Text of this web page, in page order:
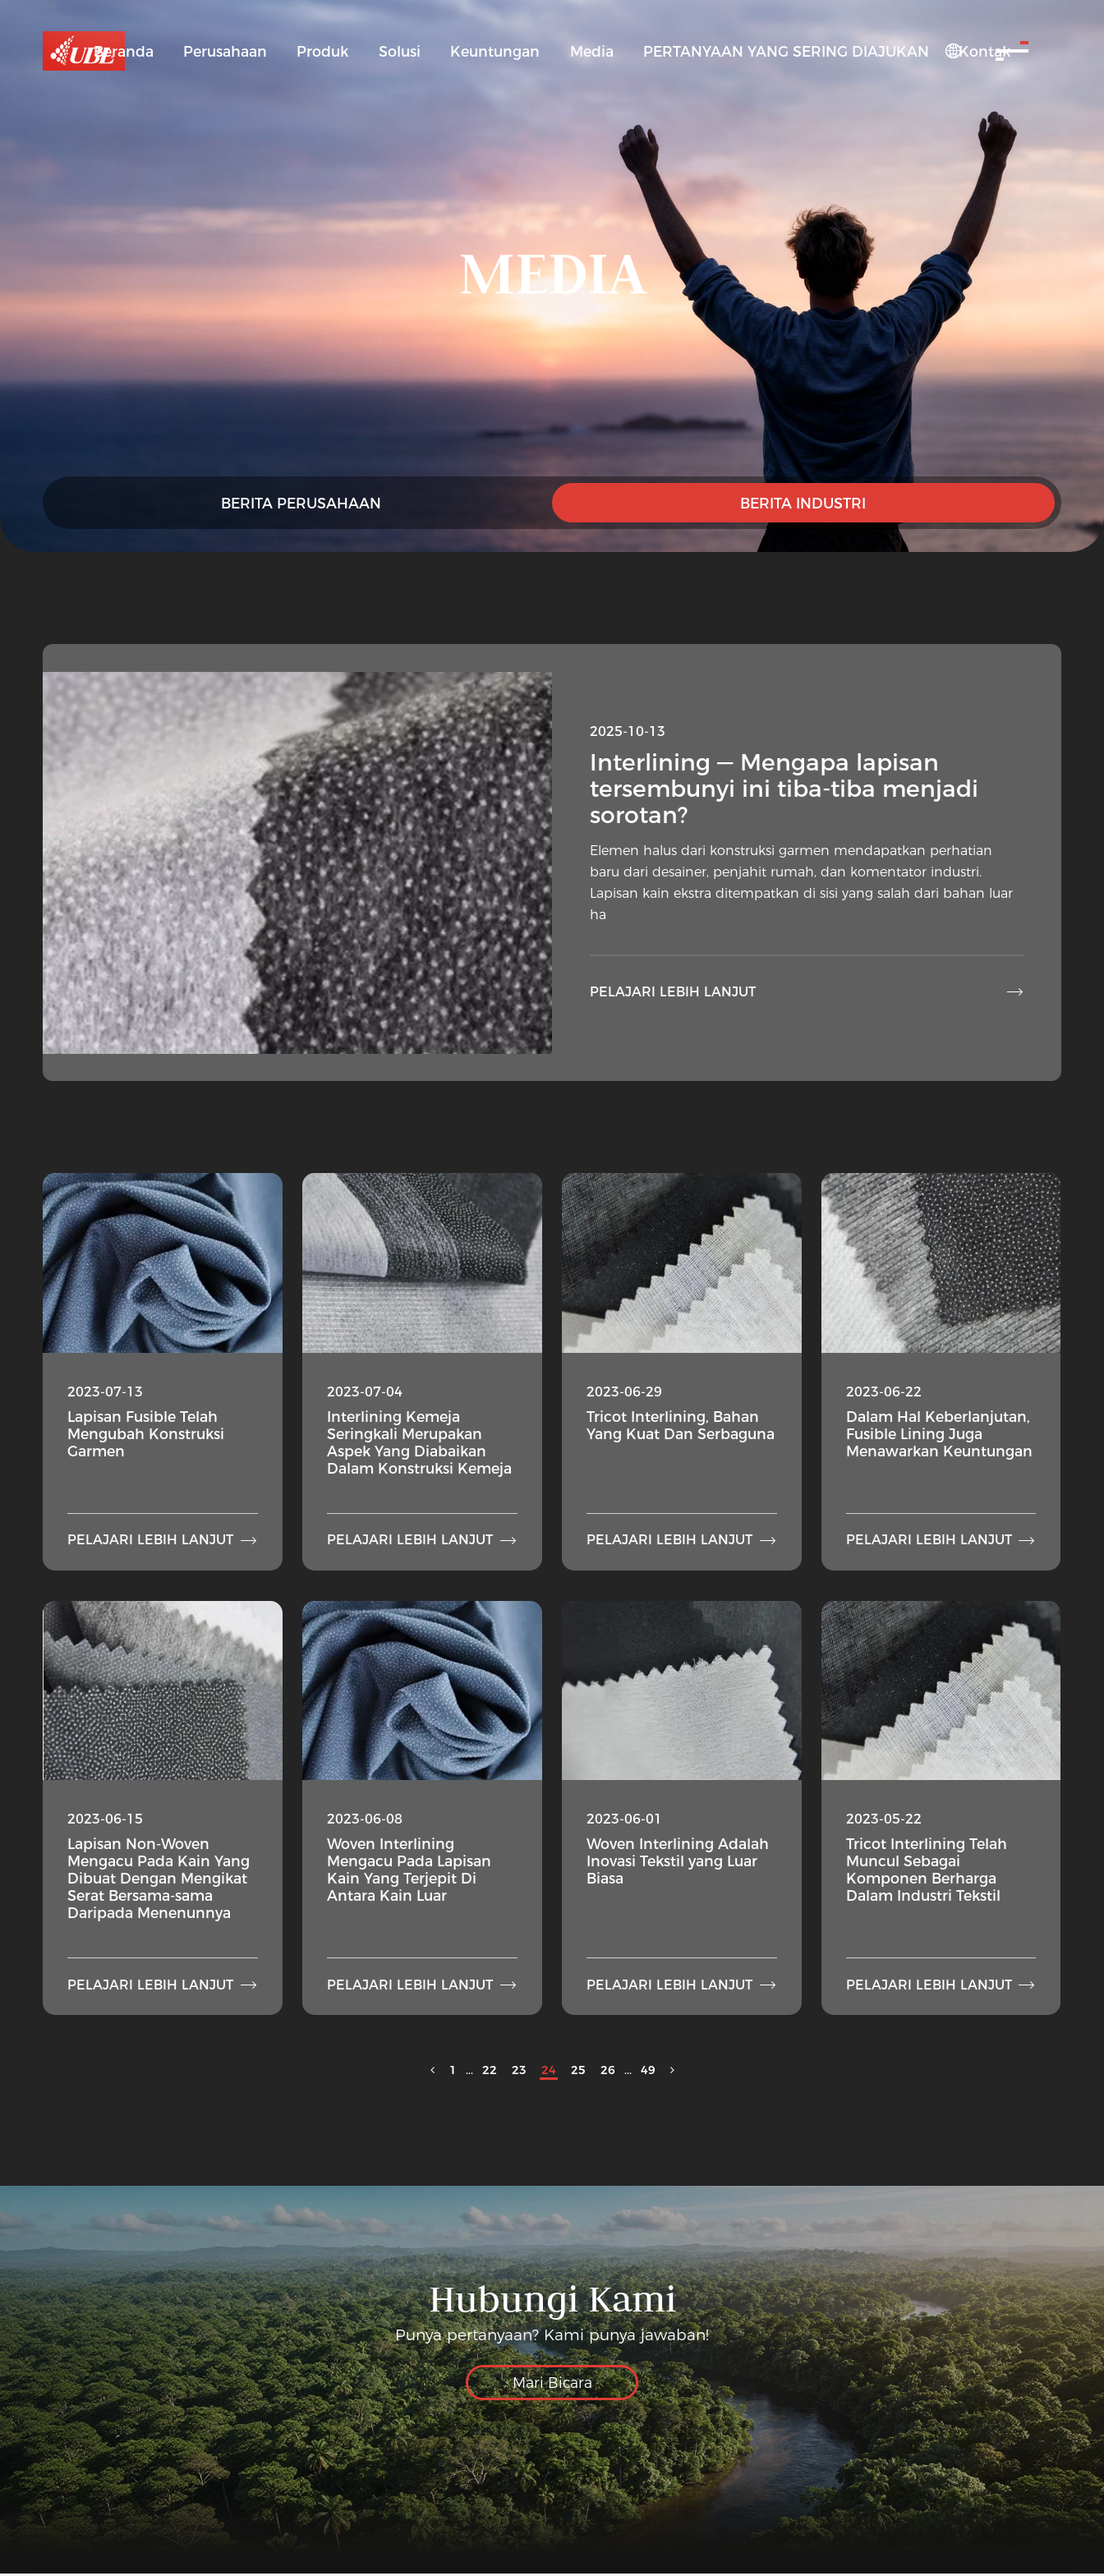
Beranda Perusahaan Produk Solusi Keuntungan Media PERTANYAAN YANG SERING DIAJUKAN Kontak

MEDIA
BERITA PERUSAHAAN BERITA INDUSTRI
2025-10-13
Interlining — Mengapa lapisan
tersembunyi ini tiba-tiba menjadi
sorotan?
Elemen halus dari konstruksi garmen mendapatkan perhatian
baru dari desainer, penjahit rumah, dan komentator industri.
Lapisan kain ekstra ditempatkan di sisi yang salah dari bahan luar
ha
PELAJARI LEBIH LANJUT 
2023-07-13
Lapisan Fusible Telah
Mengubah Konstruksi
Garmen
PELAJARI LEBIH LANJUT 
2023-07-04
Interlining Kemeja
Seringkali Merupakan
Aspek Yang Diabaikan
Dalam Konstruksi Kemeja
PELAJARI LEBIH LANJUT 
2023-06-29
Tricot Interlining, Bahan
Yang Kuat Dan Serbaguna
PELAJARI LEBIH LANJUT 
2023-06-22
Dalam Hal Keberlanjutan,
Fusible Lining Juga
Menawarkan Keuntungan
PELAJARI LEBIH LANJUT 
2023-06-15
Lapisan Non-Woven
Mengacu Pada Kain Yang
Dibuat Dengan Mengikat
Serat Bersama-sama
Daripada Menenunnya
PELAJARI LEBIH LANJUT 
2023-06-08
Woven Interlining
Mengacu Pada Lapisan
Kain Yang Terjepit Di
Antara Kain Luar
PELAJARI LEBIH LANJUT 
2023-06-01
Woven Interlining Adalah
Inovasi Tekstil yang Luar
Biasa
PELAJARI LEBIH LANJUT 
2023-05-22
Tricot Interlining Telah
Muncul Sebagai
Komponen Berharga
Dalam Industri Tekstil
PELAJARI LEBIH LANJUT 
1 ... 22 23 24 25 26 ... 49
Hubungi Kami
Punya pertanyaan? Kami punya jawaban!
Mari Bicara